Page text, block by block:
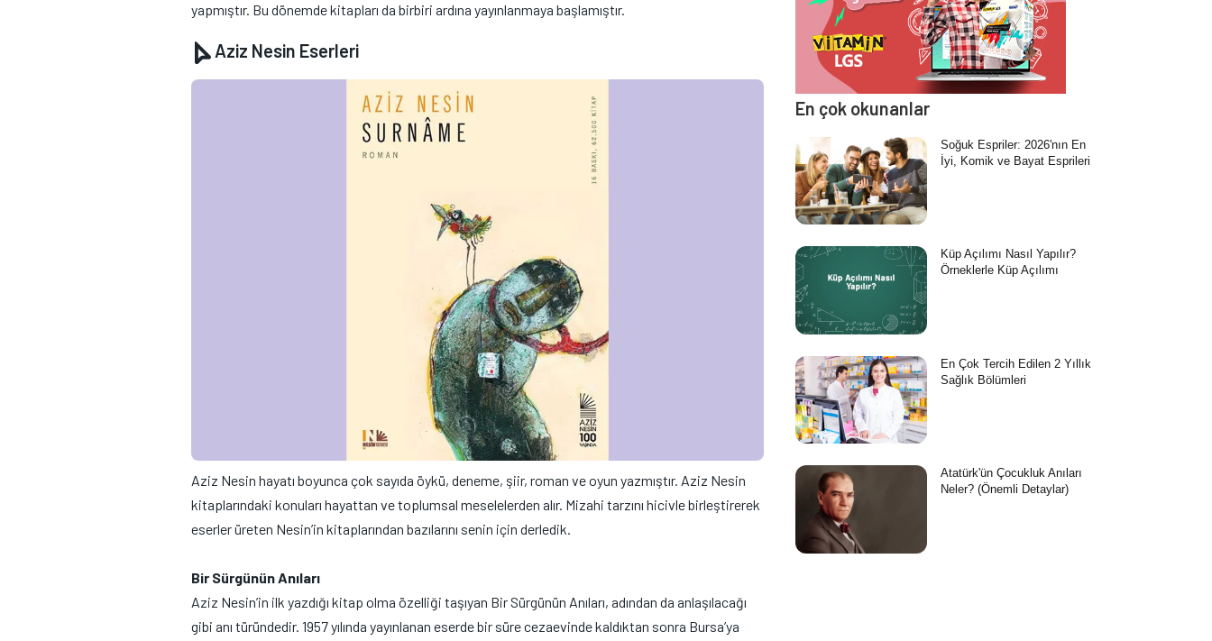
yapmıştır. Bu dönemde kitapları da birbiri ardına yayınlanmaya başlamıştır.
Aziz Nesin Eserleri
Aziz Nesin hayatı boyunca çok sayıda öykü, deneme, şiir, roman ve oyun yazmıştır. Aziz Nesin
kitaplarındaki konuları hayattan ve toplumsal meselelerden alır. Mizahi tarzını hicivle birleştirerek
eserler üreten Nesin’in kitaplarından bazılarını senin için derledik.
Bir Sürgünün Anıları
Aziz Nesin’in ilk yazdığı kitap olma özelliği taşıyan Bir Sürgünün Anıları, adından da anlaşılacağı
gibi anı türündedir. 1957 yılında yayınlanan eserde bir süre cezaevinde kaldıktan sonra Bursa’ya
En çok okunanlar
Soğuk Espriler: 2026'nın En
İyi, Komik ve Bayat Esprileri
Küp Açılımı Nasıl Yapılır?
Örneklerle Küp Açılımı
En Çok Tercih Edilen 2 Yıllık
Sağlık Bölümleri
Atatürk'ün Çocukluk Anıları
Neler? (Önemli Detaylar)